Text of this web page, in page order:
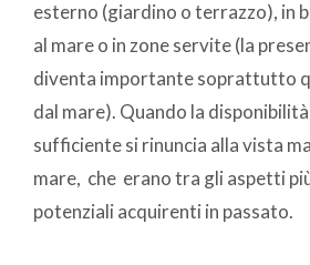
esterno (giardino o terrazzo), in
al mare o in zone servite (la
diventa importante soprattutto
dal mare). Quando la
sufficiente si rinuncia alla vista
mare, che erano tra gli aspetti
potenziali acquirenti in passato.